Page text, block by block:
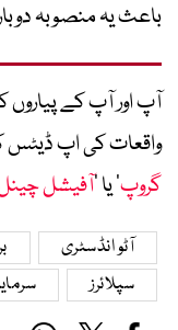
باعث یہ منصوبہ
آپ اور آپ کے پیاروں
واقعات کی اپ ڈیٹس
گروپ‘ یا ’آفیشل
آٹو انڈسٹری
سپلائرز